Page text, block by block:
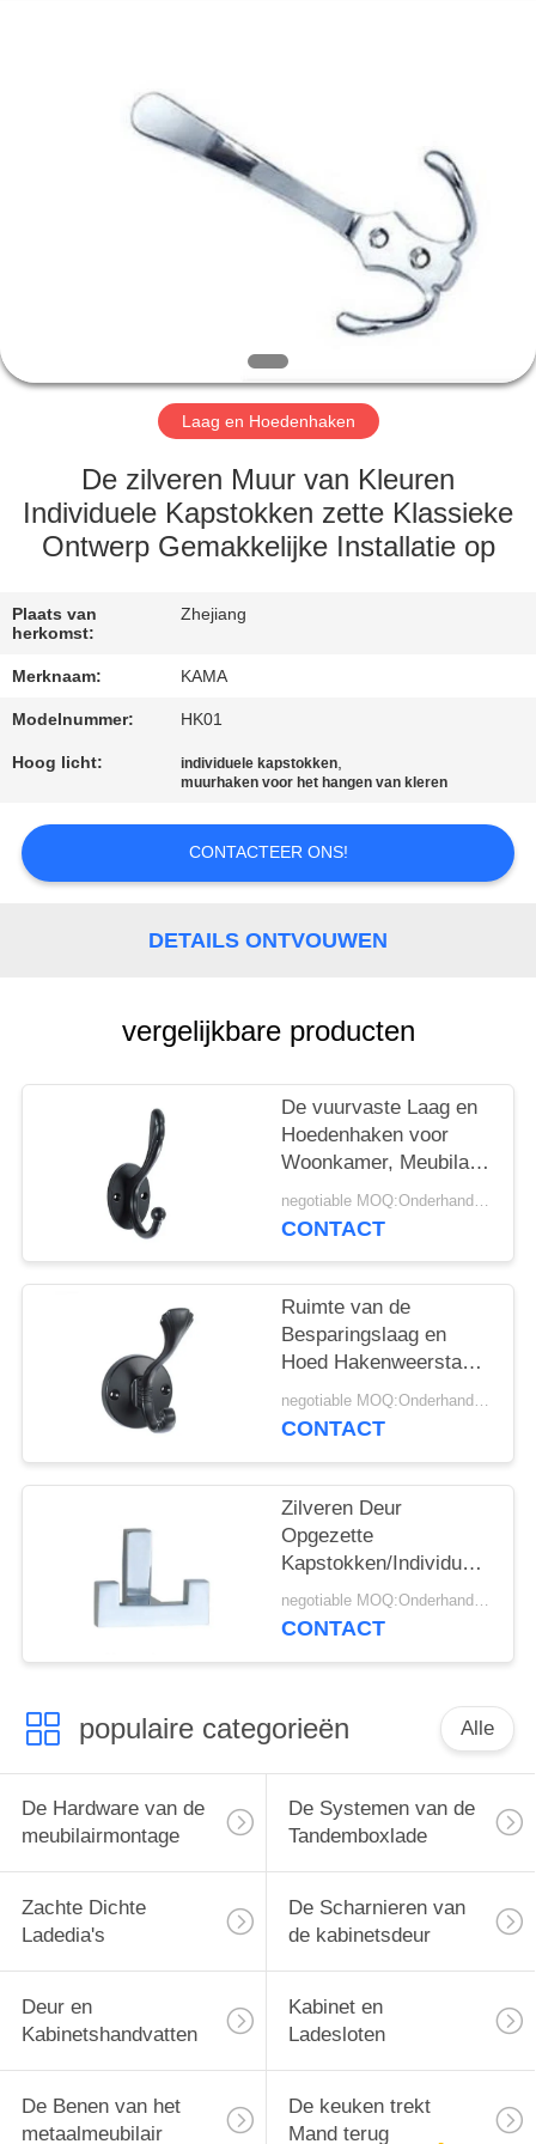
FABRIEKSREIS
KWALITEITSCONTROLE
CONTACTEER
EEN
CITAAT
SITEMAP
Laag en Hoedenhaken
De zilveren Muur van Kleuren
Individuele Kapstokken zette Klassieke
Ontwerp Gemakkelijke Installatie op
Plaats van
herkomst:
Zhejiang
Merknaam: KAMA
Modelnummer: HK01
Hoog licht: individuele kapstokken,
muurhaken voor het hangen van kleren
CONTACTEER ONS!
DETAILS ONTVOUWEN
vergelijkbare producten
De vuurvaste Laag en
Hoedenhaken voor
Woonkamer, Meubilair
handhaven Vrij
negotiable MOQ:Onderhandeling
CONTACT
Ruimte van de
Besparingslaag en
Hoed Hakenweerstand
tegen Effectvochtigheid
Antiroest
negotiable MOQ:Onderhandeling
CONTACT
Zilveren Deur
Opgezette
Kapstokken/Individuele
de Slijtageweerstand
van Muurhaken
negotiable MOQ:Onderhandeling
CONTACT
populaire categorieën Alle
De Hardware van de
meubilairmontage
De Systemen van de
Tandemboxlade
Zachte Dichte
Ladedia's
De Scharnieren van
de kabinetsdeur
Deur en
Kabinetshandvatten
Kabinet en
Ladesloten
De Benen van het
metaalmeubilair
De keuken trekt
Mand terug